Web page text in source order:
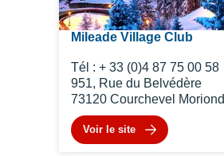
Mileade Village Club
Tél : + 33 (0)4 87 75 00 58
951, Rue du Belvédère
73120 Courchevel Moriond
Voir le site